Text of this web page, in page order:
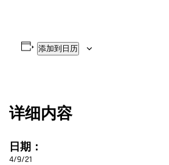
添加到日历
详细内容
日期：
4/9/21